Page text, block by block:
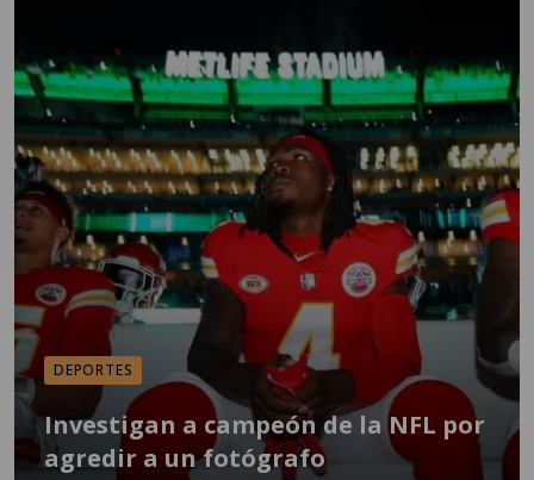
DEPORTES
Investigan a campeón de la NFL por
agredir a un fotógrafo